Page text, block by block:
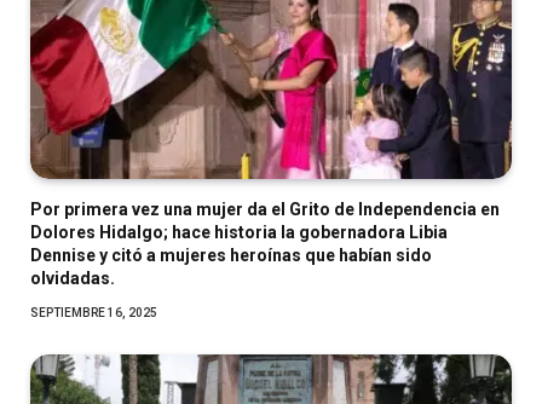
Por primera vez una mujer da el Grito de Independencia en
Dolores Hidalgo; hace historia la gobernadora Libia
Dennise y citó a mujeres heroínas que habían sido
olvidadas.
SEPTIEMBRE 16, 2025